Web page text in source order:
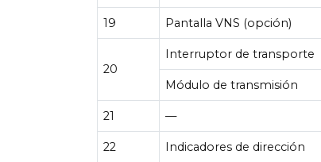
19 Pantalla VNS (opción)
20
Interruptor de transporte
Módulo de transmisión
21 —
22 Indicadores de dirección